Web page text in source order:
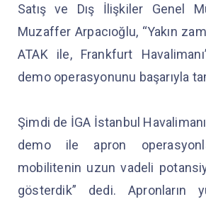
Satış ve Dış İlişkiler Genel
Muzaffer Arpacıoğlu, “Yakın
ATAK ile, Frankfurt
demo operasyonunu başarıyla
Şimdi de İGA İstanbul
demo ile apron
mobilitenin uzun vadeli
gösterdik” dedi. Apronların